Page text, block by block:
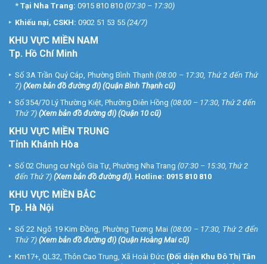
* Tại Nha Trang: 0915 810 810 (07:30 – 17:30)
Khiếu nại, CSKH: 0902 51 53 55 (24/7)
KHU VỰC MIỀN NAM
Tp. Hồ Chí Minh
Số 3A Trần Quý Cáp, Phường Bình Thạnh (08:00 – 17:30, Thứ 2 đến Thứ
7) (Xem bản đồ đường đi) (Quận Bình Thạnh cũ)
Số 354/70 Lý Thường Kiệt, Phường Diên Hồng (08:00 – 17:30, Thứ 2 đến
Thứ 7) (Xem bản đồ đường đi) (Quận 10 cũ)
KHU VỰC MIỀN TRUNG
Tỉnh Khánh Hòa
Số 02 Chung cư Ngô Gia Tự, Phường Nha Trang (07:30 – 15:30, Thứ 2
đến Thứ 7) (Xem bản đồ đường đi). Hotline: 0915 810 810
KHU VỰC MIỀN BẮC
Tp. Hà Nội
Số 22 Ngõ 19 Kim Đồng, Phường Tương Mai (08:00 – 17:30, Thứ 2 đến
Thứ 7) (Xem bản đồ đường đi) (Quận Hoàng Mai cũ)
Km17+, QL32, Thôn Cao Trung, Xã Hoài Đức (Đối diện Khu Đô Thị Tân